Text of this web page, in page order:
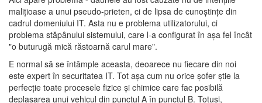
maliţioase a unui pseudo-prieten, ci de lipsa de cunoştinţe din
cadrul domeniului IT. Asta nu e problema utilizatorului, ci
problema stăpânului sistemului, care l-a configurat în aşa fel încât
"o buturugă mică răstoarnă carul mare".
E normal să se întâmple aceasta, deoarece nu fiecare din noi
este expert în securitatea IT. Tot aşa cum nu orice şofer ştie la
perfecţie toate procesele fizice şi chimice care fac posibilă
deplasarea unui vehicul din punctul A în punctul B. Totuşi,